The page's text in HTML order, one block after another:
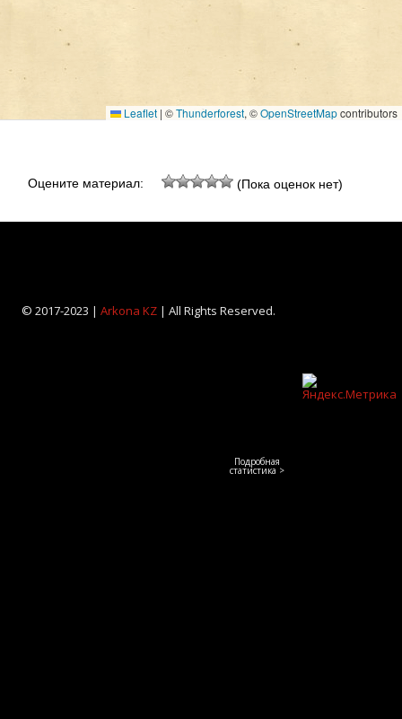
Leaflet | ©Thunderforest, ©OpenStreetMapcontributors
Оцените материал: (Пока оценок нет)
© 2017-2023 | Arkona KZ| All Rights Reserved.
Подробная
статистика >